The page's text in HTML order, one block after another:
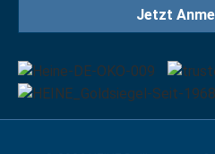
Jetzt